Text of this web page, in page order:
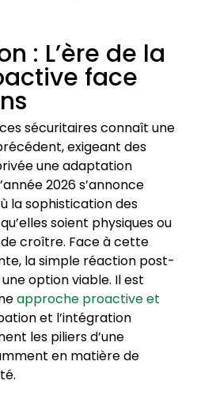
: L’ère de la
face
sécuritaires connaît une
exigeant des
une adaptation
2026 s’annonce
la sophistication des
soient physiques ou
croître. Face à cette
la simple réaction post-
option viable. Il est
approche proactive et
et l’intégration
les piliers d’une
en matière de